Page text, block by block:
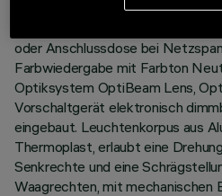
oder Anschlussdose bei
Farbwiedergabe mit Farbton
Optiksystem OptiBeam Lens,
Vorschaltgerät elektronisch
eingebaut. Leuchtenkorpus aus
Thermoplast, erlaubt eine
Senkrechte und eine
Waagrechten, mit mechanischen